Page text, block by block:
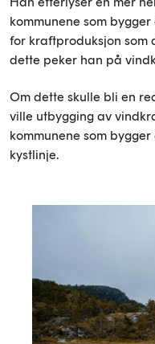
kommunene som
for kraftproduksjon som
dette peker han på
Om dette skulle bli en
ville utbygging av
kommunene som
kystlinje.